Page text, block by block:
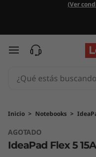
(Ver
Ir al contenido
Inicio > Notebooks >
AGOTADO
IdeaPad Flex 5